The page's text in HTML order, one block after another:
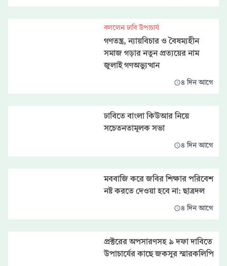
বললেন ঢাবি উপাচার্য
গণতন্ত্র, ন্যায়বিচার ও বৈষম্যহীন
সমাজ গড়ার নতুন প্রত্যয়ের নাম
জুলাই গণঅভ্যুত্থান
৪ দিন আগে
ঢাবিতে বাংলা কিউআর নিয়ে
সচেতনতামূলক সভা
৪ দিন আগে
মববাজি করে জবির শিক্ষার পরিবেশ
নষ্ট করতে দেওয়া হবে না: ছাত্রদল
৪ দিন আগে
প্রক্টরের অপসারণসহ ৯ দফা দাবিতে
উপাচার্যের কাছে জকসুর স্মারকলিপি